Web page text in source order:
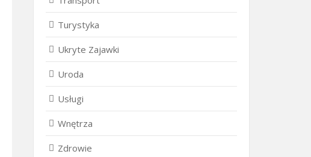
Turystyka
Ukryte Zajawki
Uroda
Usługi
Wnętrza
Zdrowie